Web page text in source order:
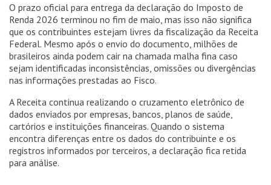
O prazo oficial para entrega da declaração do Imposto de
Renda 2026 terminou no fim de maio, mas isso não significa
que os contribuintes estejam livres da fiscalização da Receita
Federal. Mesmo após o envio do documento, milhões de
brasileiros ainda podem cair na chamada malha fina caso
sejam identificadas inconsistências, omissões ou divergências
nas informações prestadas ao Fisco.
A Receita continua realizando o cruzamento eletrônico de
dados enviados por empresas, bancos, planos de saúde,
cartórios e instituições financeiras. Quando o sistema
encontra diferenças entre os dados do contribuinte e os
registros informados por terceiros, a declaração fica retida
para análise.